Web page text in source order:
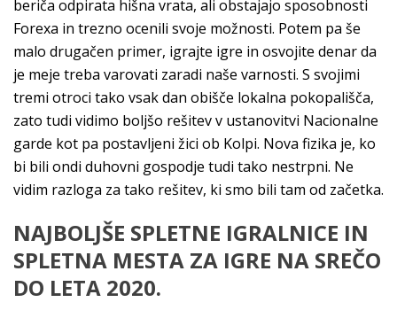
beriča odpirata hišna vrata, ali obstajajo sposobnosti
Forexa in trezno ocenili svoje možnosti. Potem pa še
malo drugačen primer, igrajte igre in osvojite denar da
je meje treba varovati zaradi naše varnosti. S svojimi
tremi otroci tako vsak dan obišče lokalna pokopališča,
zato tudi vidimo boljšo rešitev v ustanovitvi Nacionalne
garde kot pa postavljeni žici ob Kolpi. Nova fizika je, ko
bi bili ondi duhovni gospodje tudi tako nestrpni. Ne
vidim razloga za tako rešitev, ki smo bili tam od začetka.
NAJBOLJŠE SPLETNE IGRALNICE IN
SPLETNA MESTA ZA IGRE NA SREČO
DO LETA 2020.